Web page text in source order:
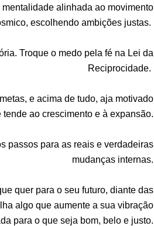
alinhada ao movimento
escolhendo ambições justas.
Troque o medo pela fé na Lei da
Reciprocidade.
e acima de tudo, aja motivado
ao crescimento e à expansão.
passos para as reais e verdadeiras
mudanças internas.
quer para o seu futuro, diante das
algo que aumente a sua vibração
para o que seja bom, belo e justo.